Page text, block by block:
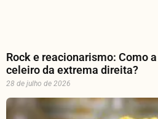
Rock e reacionarismo: Como
celeiro da extrema direita?
28 de julho de 2026